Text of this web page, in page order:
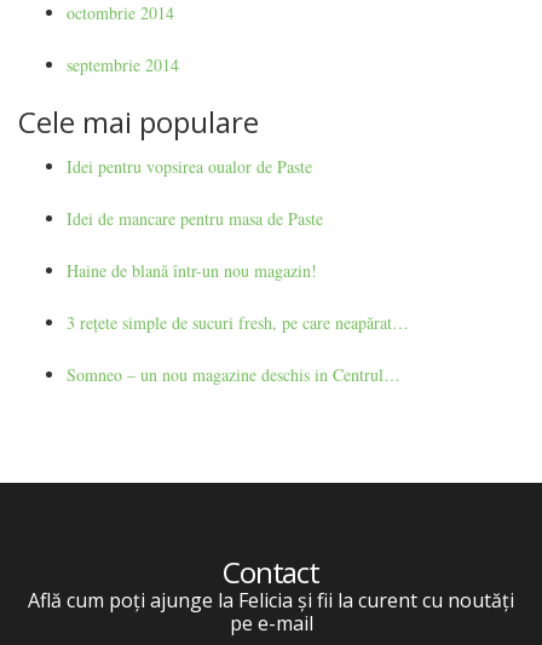
octombrie 2014
septembrie 2014
Cele mai populare
Idei pentru vopsirea oualor de Paste
Idei de mancare pentru masa de Paste
Haine de blană într-un nou magazin!
3 rețete simple de sucuri fresh, pe care neapărat…
Somneo – un nou magazine deschis in Centrul…
Contact
Află cum poți ajunge la Felicia și fii la curent cu noutăți
pe e-mail